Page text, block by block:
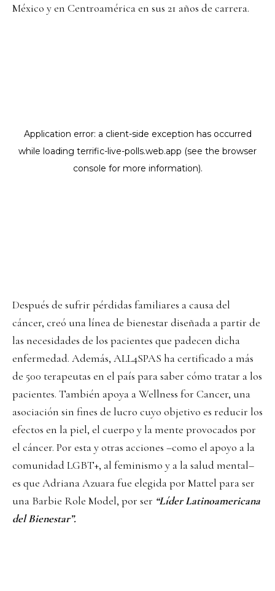
México y en Centroamérica en sus 21 años de carrera.
Después de sufrir pérdidas familiares a causa del
cáncer, creó una línea de bienestar diseñada a partir de
las necesidades de los pacientes que padecen dicha
enfermedad. Además, ALL4SPAS ha certificado a más
de 500 terapeutas en el país para saber cómo tratar a los
pacientes. También apoya a Wellness for Cancer, una
asociación sin fines de lucro cuyo objetivo es reducir los
efectos en la piel, el cuerpo y la mente provocados por
el cáncer. Por esta y otras acciones –como el apoyo a la
comunidad LGBT+, al feminismo y a la salud mental–
es que Adriana Azuara fue elegida por Mattel para ser
una Barbie Role Model, por ser “Líder Latinoamericana
del Bienestar”.